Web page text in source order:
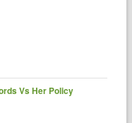
Vs Her Policy